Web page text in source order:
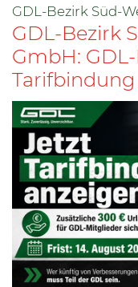
GDL-Bezirk Süd-
GDL-Bezirk
GmbH:
Tarifbindung